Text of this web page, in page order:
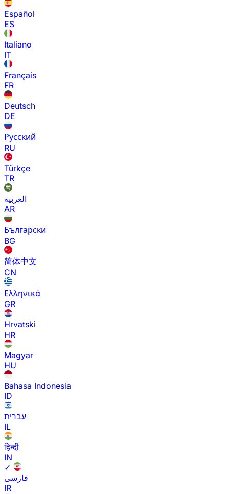
Español
ES
Italiano
IT
Français
FR
Deutsch
DE
Русский
RU
Türkçe
TR
العربية
AR
Български
BG
简体中文
CN
Ελληνικά
GR
Hrvatski
HR
Magyar
HU
Bahasa Indonesia
ID
עברית
IL
हिन्दी
IN
✓
فارسی
IR